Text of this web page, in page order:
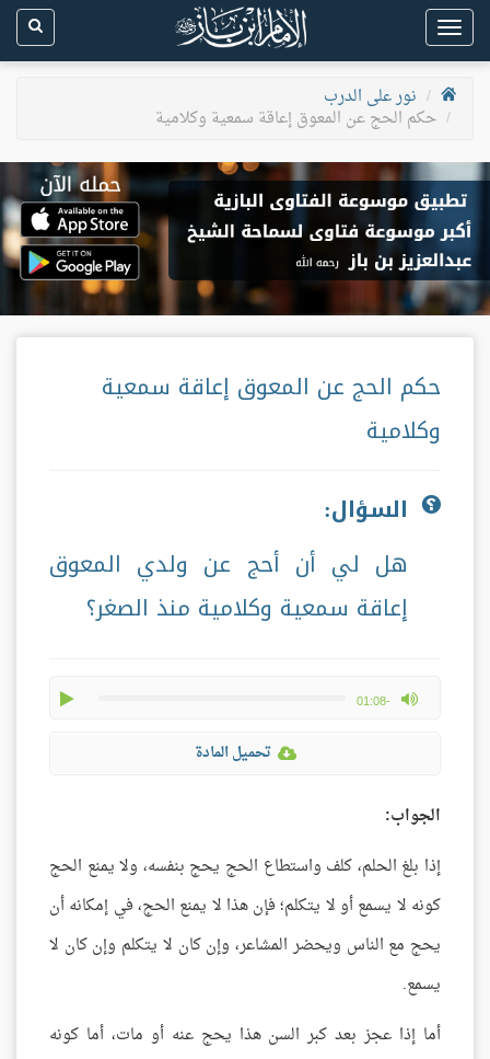
Toggle
navigation
نور على الدرب
حكم الحج عن المعوق إعاقة سمعية وكلامية
حكم الحج عن المعوق إعاقة سمعية
وكلامية
السؤال:
هل لي أن أحج عن ولدي المعوق
إعاقة سمعية وكلامية منذ الصغر؟
-01:08
max volume
تحميل المادة
الجواب:
إذا بلغ الحلم، كلف واستطاع الحج يحج بنفسه، ولا يمنع الحج
كونه لا يسمع أو لا يتكلم؛ فإن هذا لا يمنع الحج، في إمكانه أن
يحج مع الناس ويحضر المشاعر، وإن كان لا يتكلم وإن كان لا
يسمع.
أما إذا عجز بعد كبر السن هذا يحج عنه أو مات، أما كونه